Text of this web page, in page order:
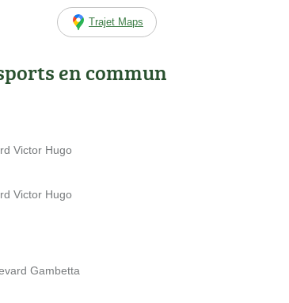
Trajet Maps
en commun
Victor Hugo
Victor Hugo
Gambetta